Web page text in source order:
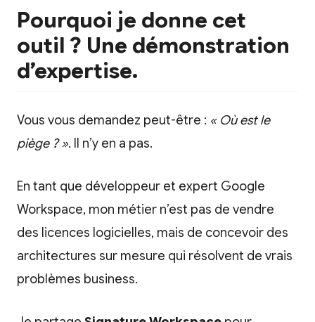
Pourquoi je donne cet
outil ? Une démonstration
d’expertise.
Vous vous demandez peut-être : « Où est le
piège ? ». Il n’y en a pas.
En tant que développeur et expert Google
Workspace, mon métier n’est pas de vendre
des licences logicielles, mais de concevoir des
architectures sur mesure qui résolvent de vrais
problèmes business.